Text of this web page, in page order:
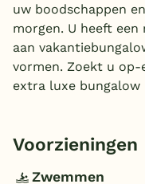
uw boodschappen
morgen. U heeft een
aan
vormen. Zoekt u op-
extra luxe bungalow
Voorzieningen
Zwemmen